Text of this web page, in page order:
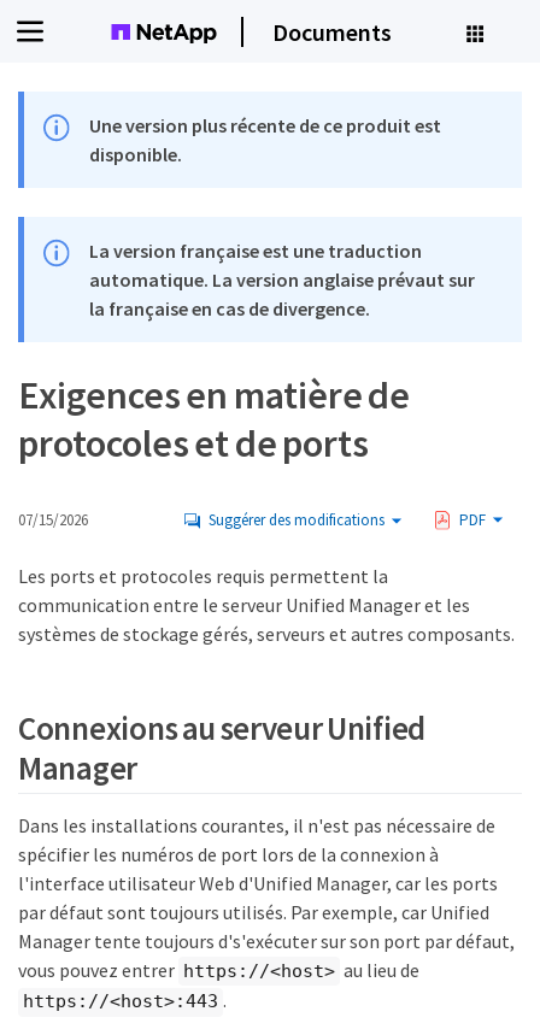
Documents
Une version plus récente de ce produit est
disponible.
La version française est une traduction
automatique. La version anglaise prévaut sur
la française en cas de divergence.
Exigences en matière de
protocoles et de ports
07/15/2026 Suggérer des modifications PDF
Les ports et protocoles requis permettent la
communication entre le serveur Unified Manager et les
systèmes de stockage gérés, serveurs et autres composants.
Connexions au serveur Unified
Manager
Dans les installations courantes, il n'est pas nécessaire de
spécifier les numéros de port lors de la connexion à
l'interface utilisateur Web d'Unified Manager, car les ports
par défaut sont toujours utilisés. Par exemple, car Unified
Manager tente toujours d's'exécuter sur son port par défaut,
vous pouvez entrer https://<host> au lieu de
https://<host>:443 .